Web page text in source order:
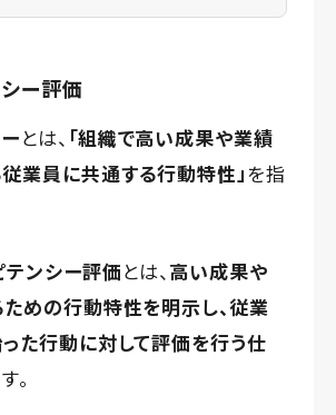
ー評価
とは、 「組織で高い成果や業績
業員に共通する行動特性」を指
テンシー評価とは、 高い成果や
めの行動特性を明示し、従業
た行動に対して評価を行う仕
。